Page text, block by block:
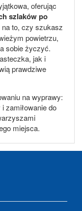
oferując
szlaków po
na to, czy szukasz
powietrzu,
sobie życzyć.
jak i
prawdziwe
na wyprawy:
zamiłowanie do
miejsca.